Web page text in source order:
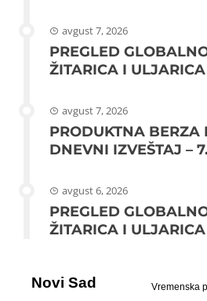
avgust 7, 2026
PREGLED
ŽITARICA I
avgust 7, 2026
PRODUKTNA BERZA
DNEVNI IZVEŠTAJ –
avgust 6, 2026
PREGLED
ŽITARICA I